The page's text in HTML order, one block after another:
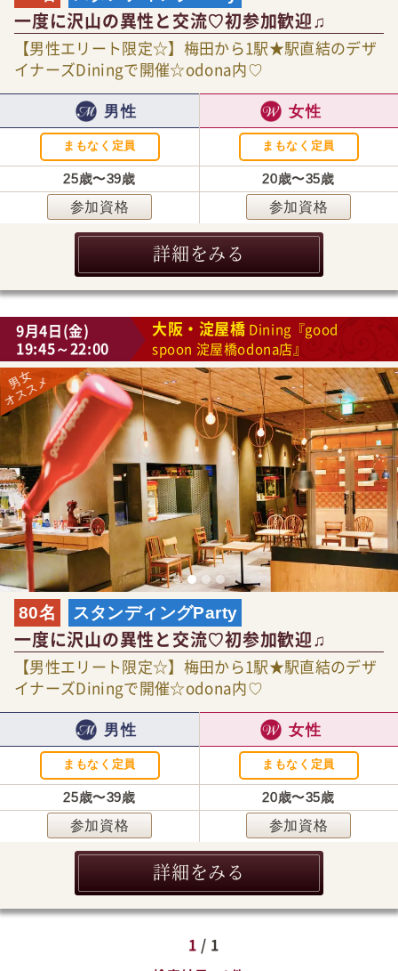
一度に沢山の異性と交流♡初参加歓迎♫
【男性エリート限定☆】梅田から1駅★駅直結のデザ
イナーズDiningで開催☆odona内♡
男性
まもなく定員
25歳〜39歳
参加資格
女性
まもなく定員
20歳〜35歳
参加資格
詳細をみる
9月4日(金)
19:45～22:00
大阪・淀屋橋 Dining『good
spoon 淀屋橋odona店』
80名 スタンディングParty
一度に沢山の異性と交流♡初参加歓迎♫
【男性エリート限定☆】梅田から1駅★駅直結のデザ
イナーズDiningで開催☆odona内♡
男性
まもなく定員
25歳〜39歳
参加資格
女性
まもなく定員
20歳〜35歳
参加資格
詳細をみる
1 / 1